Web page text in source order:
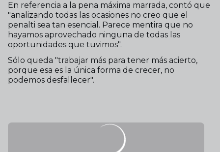
En referencia a la pena máxima marrada, contó que
"analizando todas las ocasiones no creo que el
penalti sea tan esencial. Parece mentira que no
hayamos aprovechado ninguna de todas las
oportunidades que tuvimos".
Sólo queda "trabajar más para tener más acierto,
porque esa es la única forma de crecer, no
podemos desfallecer".